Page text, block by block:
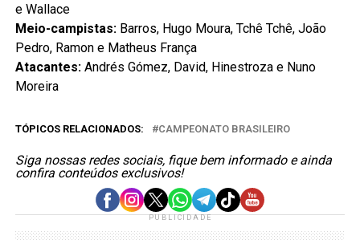
e Wallace
Meio-campistas:Barros, Hugo Moura, Tchê Tchê, João
Pedro, Ramon e Matheus França
Atacantes:Andrés Gómez, David, Hinestroza e Nuno
Moreira
TÓPICOS RELACIONADOS: CAMPEONATO BRASILEIRO
Siga nossas redes sociais, fique bem informado e ainda
confira conteúdos exclusivos!
PUBLICIDADE